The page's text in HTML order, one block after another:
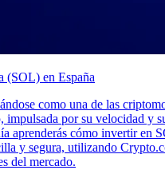
(SOL) en España
como una de las
impulsada por su velocidad y
aprenderás cómo invertir en
y segura, utilizando
del mercado.